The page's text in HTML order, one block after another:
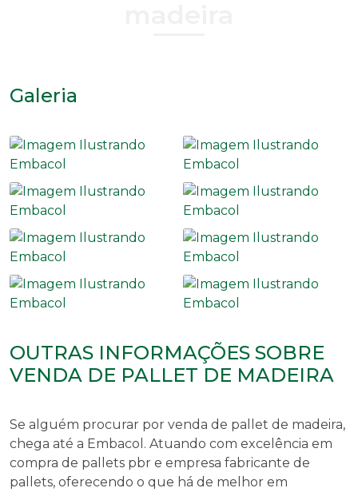
Galeria
OUTRAS INFORMAÇÕES SOBRE
VENDA DE PALLET DE MADEIRA
Se alguém procurar por venda de pallet de madeira,
chega até a Embacol. Atuando com excelência em
compra de pallets pbr e empresa fabricante de
pallets, oferecendo o que há de melhor em